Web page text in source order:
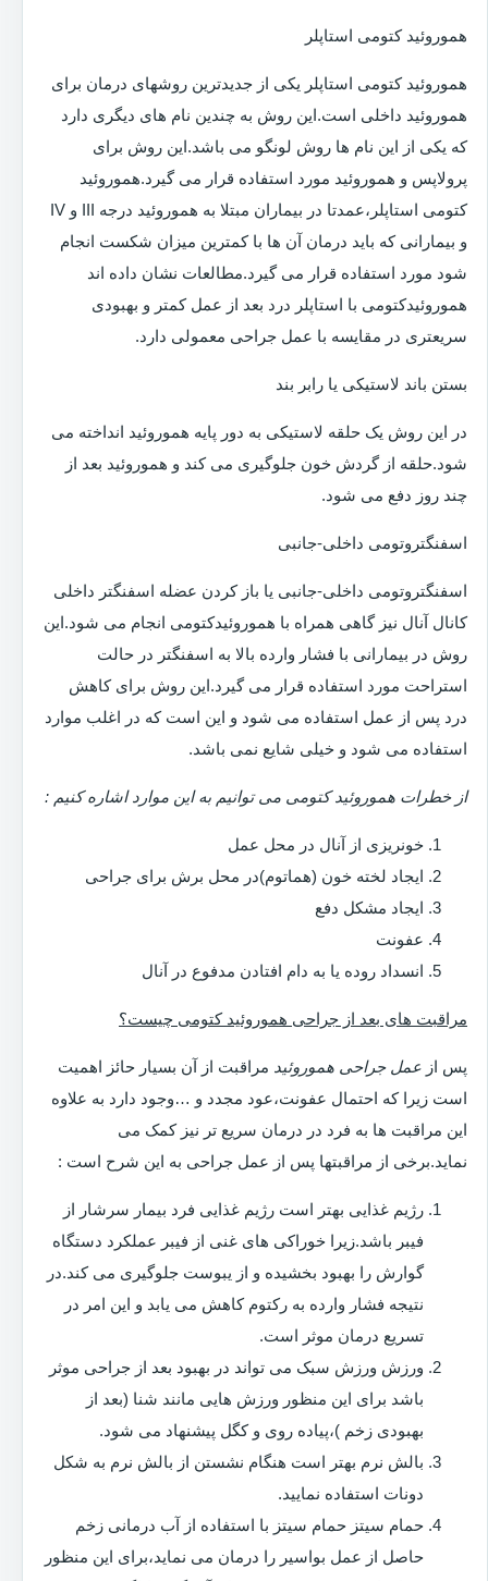
هموروئید کتومی استاپلر
هموروئید کتومی استاپلر یکی از جدیدترین روشهای درمان برای
هموروئید داخلی است.این روش به چندین نام های دیگری دارد
که یکی از این نام ها روش لونگو می باشد.این روش برای
پرولاپس و هموروئید مورد استفاده قرار می گیرد.هموروئید
کتومی استاپلر،عمدتا در بیماران مبتلا به هموروئید درجه III و IV
و بیمارانی که باید درمان آن ها با کمترین میزان شکست انجام
شود مورد استفاده قرار می گیرد.مطالعات نشان داده اند
هموروئیدکتومی با استاپلر درد بعد از عمل کمتر و بهبودی
سریعتری در مقایسه با عمل جراحی معمولی دارد.
بستن باند لاستیکی یا رابر بند
در این روش یک حلقه لاستیکی به دور پایه هموروئید انداخته می
شود.حلقه از گردش خون جلوگیری می کند و هموروئید بعد از
چند روز دفع می شود.
اسفنگتروتومی داخلی-جانبی
اسفنگتروتومی داخلی-جانبی یا باز کردن عضله اسفنگتر داخلی
کانال آنال نیز گاهی همراه با هموروئیدکتومی انجام می شود.این
روش در بیمارانی با فشار وارده بالا به اسفنگتر در حالت
استراحت مورد استفاده قرار می گیرد.این روش برای کاهش
درد پس از عمل استفاده می شود و این است که در اغلب موارد
استفاده می شود و خیلی شایع نمی باشد.
از خطرات هموروئید کتومی می توانیم به این موارد اشاره کنیم :
خونریزی از آنال در محل عمل
ایجاد لخته خون (هماتوم)در محل برش برای جراحی
ایجاد مشکل دفع
عفونت
انسداد روده یا به دام افتادن مدفوع در آنال
مراقبت های بعد از جراحی هموروئید کتومی چیست؟
پس از عمل جراحی هموروئید مراقبت از آن بسیار حائز اهمیت
است زیرا که احتمال عفونت،عود مجدد و …وجود دارد به علاوه
این مراقبت ها به فرد در درمان سریع تر نیز کمک می
نماید.برخی از مراقبتها پس از عمل جراحی به این شرح است :
رژیم غذایی بهتر است رژیم غذایی فرد بیمار سرشار از
فیبر باشد.زیرا خوراکی های غنی از فیبر عملکرد دستگاه
گوارش را بهبود بخشیده و از یبوست جلوگیری می کند.در
نتیجه فشار وارده به رکتوم کاهش می یابد و این امر در
تسریع درمان موثر است.
ورزش ورزش سبک می تواند در بهبود بعد از جراحی موثر
باشد برای این منظور ورزش هایی مانند شنا (بعد از
بهبودی زخم )،پیاده روی و کگل پیشنهاد می شود.
بالش نرم بهتر است هنگام نشستن از بالش نرم به شکل
دونات استفاده نمایید.
حمام سیتز حمام سیتز با استفاده از آب درمانی زخم
حاصل از عمل بواسیر را درمان می نماید،برای این منظور